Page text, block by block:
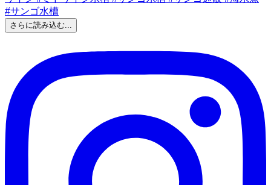
さらに読み込む...